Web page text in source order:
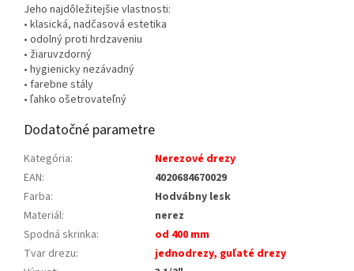
Jeho najdôležitejšie vlastnosti:
• klasická, nadčasová estetika
• odolný proti hrdzaveniu
• žiaruvzdorný
• hygienicky nezávadný
• farebne stály
• ľahko ošetrovateľný
Dodatočné parametre
Kategória:
Nerezové drezy
EAN:
4020684670029
Farba:
Hodvábny lesk
Materiál:
nerez
Spodná skrinka:
od 400 mm
Tvar drezu:
jednodrezy, guľaté drezy